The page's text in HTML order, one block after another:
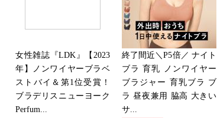
女性雑誌『LDK』【2023
年】ノンワイヤーブラベ
ストバイ＆第1位受賞！
ブラデリスニューヨーク
Perfum...
終了間近＼P5倍／ ナイト
ブラ 育乳 ノンワイヤー
ブラジャー 育乳ブラ ブ
ラ 昼夜兼用 脇高 大きい
サ...